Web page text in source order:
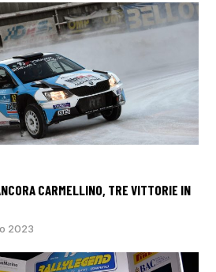
CARMELLINO, TRE VITTORIE IN
2023